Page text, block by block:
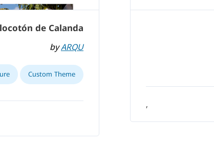
,
de Calanda
byARQU
Custom Theme